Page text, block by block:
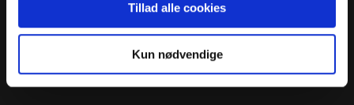
Tillad alle cookies
Kun nødvendige
Sproglige spørgsmål:33 74 74 74
33 74 74 00·adm@dsn.dk
Se ogsåAfdeling for Dansk Tegnsprog